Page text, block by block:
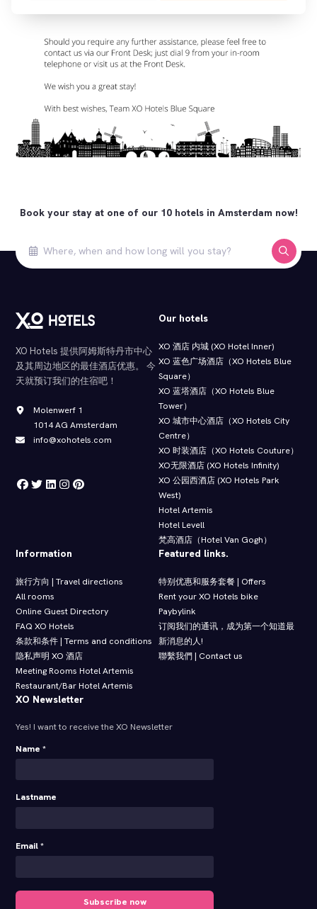
Book your stay at one of our 10 hotels in Amsterdam now!
XO Hotels 提供阿姆斯特丹市中心
及其周边地区的最佳酒店优惠。 今
天就预订我们的住宿吧！
Molenwerf 1
1014 AG Amsterdam
info@xohotels.com
Our hotels
XO 酒店 内城 (XO Hotel Inner)
XO 蓝色广场酒店（XO Hotels Blue
Square）
XO 蓝塔酒店（XO Hotels Blue
Tower）
XO 城市中心酒店（XO Hotels City
Centre）
XO 时装酒店（XO Hotels Couture）
XO无限酒店 (XO Hotels Infinity)
XO 公园西酒店 (XO Hotels Park
West)
Hotel Artemis
Hotel Levell
梵高酒店（Hotel Van Gogh）
Information
旅行方向 | Travel directions
All rooms
Online Guest Directory
FAQ XO Hotels
条款和条件 | Terms and conditions
隐私声明 XO 酒店
Meeting Rooms Hotel Artemis
Restaurant/Bar Hotel Artemis
Featured links.
特别优惠和服务套餐 | Offers
Rent your XO Hotels bike
Paybylink
订阅我们的通讯，成为第一个知道最
新消息的人!
聯繫我們 | Contact us
XO Newsletter
Yes! I want to receive the XO Newsletter
Name *
Lastname
Email *
Subscribe now